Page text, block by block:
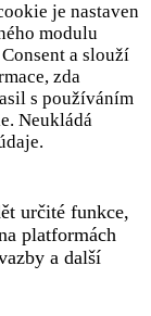
je nastaven
modulu
a slouží
zda
s používáním
Neukládá
určité funkce,
platformách
a další